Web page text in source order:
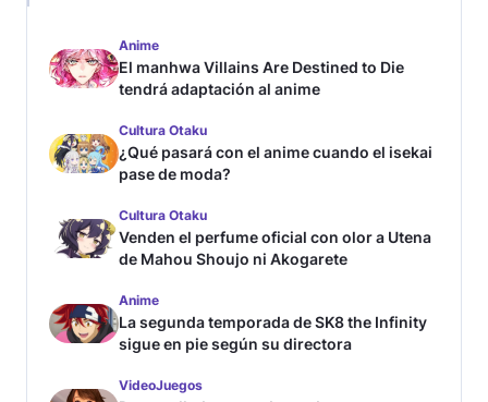
Anime
El manhwa Villains Are Destined to Die
tendrá adaptación al anime
Cultura Otaku
¿Qué pasará con el anime cuando el isekai
pase de moda?
Cultura Otaku
Venden el perfume oficial con olor a Utena
de Mahou Shoujo ni Akogarete
Anime
La segunda temporada de SK8 the Infinity
sigue en pie según su directora
VideoJuegos